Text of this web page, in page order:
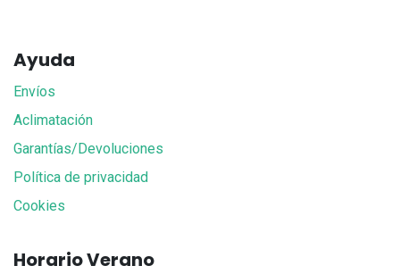
Ayuda
Envíos
Aclimatación
Garantías/Devoluciones
Política de privacidad
Cookies
Horario Verano